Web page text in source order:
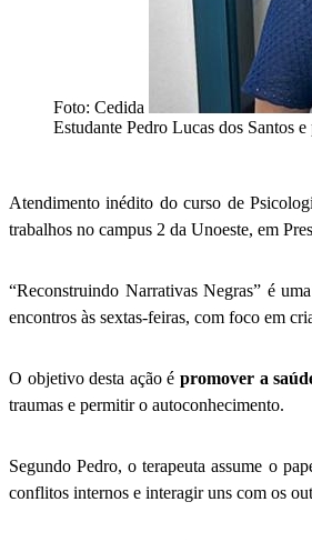
Foto: Cedida
Estudante Pedro Lucas dos Santos
Atendimento inédito do curso de
trabalhos no campus 2 da Unoeste, em
“Reconstruindo Narrativas Negras” é
encontros às sextas-feiras, com foco em
O objetivo desta ação é promover a
traumas e permitir o autoconhecimento.
Segundo Pedro, o terapeuta assume o
conflitos internos e interagir uns com os